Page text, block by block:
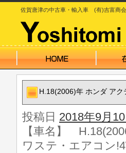
佐賀唐津の中古車・輸入車 (有)吉富商会
H.18(2006)年 ホンダ ア
投稿日 2018年9月10
【車名】
ワステ・エアコン